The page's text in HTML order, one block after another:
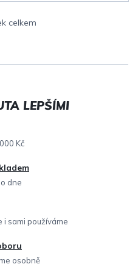
O
l
a
í
p
r
y
v
ý
celkem
Kč
dne
i sami používáme
osobně